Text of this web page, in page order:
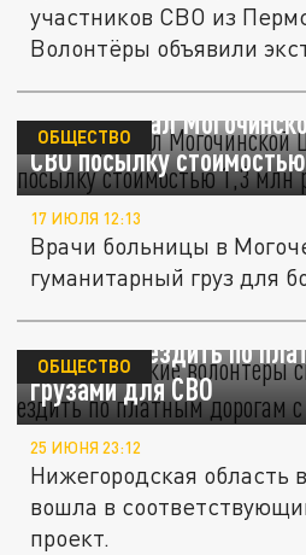
участников СВО из
Волонтёры объявили
Медперсонал
СВО посылку
ОБЩЕСТВО
17 ИЮЛЯ 12:13
Врачи больницы в
гуманитарный груз для
Нижегородские
бесплатно ездить по
грузами для СВО
ОБЩЕСТВО
25 ИЮНЯ 23:12
Нижегородская область
вошла в
проект.